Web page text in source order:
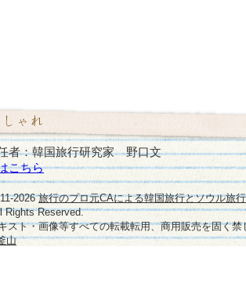
者：韓国旅行研究家 野口文
こちら
2026旅行のプロ元CAによる韓国旅行とソウル旅
Rights Reserved.
スト・画像等すべての転載転用、商用販売を固く禁